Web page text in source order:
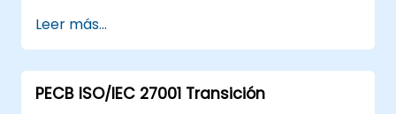
Leer más...
PECB ISO/IEC 27001 Transición